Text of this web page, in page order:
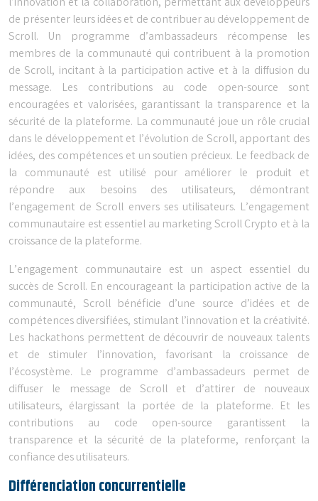
l’innovation et la collaboration, permettant aux développeurs
de présenter leurs idées et de contribuer au développement de
Scroll. Un programme d’ambassadeurs récompense les
membres de la communauté qui contribuent à la promotion
de Scroll, incitant à la participation active et à la diffusion du
message. Les contributions au code open-source sont
encouragées et valorisées, garantissant la transparence et la
sécurité de la plateforme. La communauté joue un rôle crucial
dans le développement et l’évolution de Scroll, apportant des
idées, des compétences et un soutien précieux. Le feedback de
la communauté est utilisé pour améliorer le produit et
répondre aux besoins des utilisateurs, démontrant
l’engagement de Scroll envers ses utilisateurs. L’engagement
communautaire est essentiel au marketing Scroll Crypto et à la
croissance de la plateforme.
L’engagement communautaire est un aspect essentiel du
succès de Scroll. En encourageant la participation active de la
communauté, Scroll bénéficie d’une source d’idées et de
compétences diversifiées, stimulant l’innovation et la créativité.
Les hackathons permettent de découvrir de nouveaux talents
et de stimuler l’innovation, favorisant la croissance de
l’écosystème. Le programme d’ambassadeurs permet de
diffuser le message de Scroll et d’attirer de nouveaux
utilisateurs, élargissant la portée de la plateforme. Et les
contributions au code open-source garantissent la
transparence et la sécurité de la plateforme, renforçant la
confiance des utilisateurs.
Différenciation concurrentielle